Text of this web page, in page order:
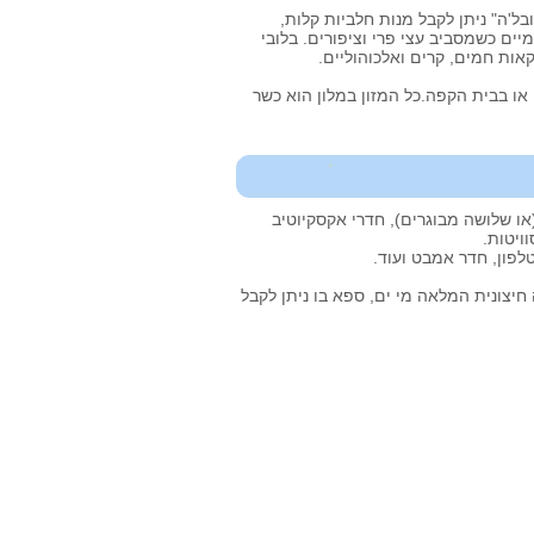
ניתן לקבל מנות חלביות קלות,
כשמסביב עצי פרי וציפורים. בלובי
חמים, קרים ואלכוהוליים.
בבית הקפה.כל המזון במלון הוא כשר
שלושה מבוגרים), חדרי אקסקיוטיב
חדר אמבט ועוד.
המלאה מי ים, ספא בו ניתן לקבל